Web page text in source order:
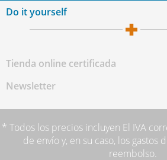
Do it yourself
Tienda online certificada
Newsletter
* Todos los precios incluyen El IVA
de envíoy, en su caso, los gastos
reembolso.